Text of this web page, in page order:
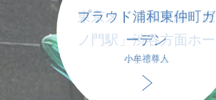
東京メトロ銀座線「虎
ノ門駅」渋谷方面ホー
ム
中谷ミチコ
プラウド浦和東仲町ガ
ーデン
小牟禮尊人